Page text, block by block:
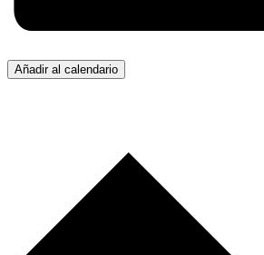
Añadir al calendario